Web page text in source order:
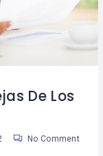
De Los
No Comment